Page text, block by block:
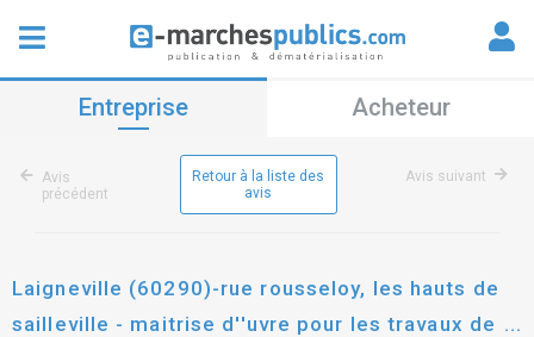
Entreprise Acheteur
Avis
précédent
Retour à la liste des
avis
Avis suivant
Laigneville (60290)-rue rousseloy, les hauts de
sailleville - maitrise d''uvre pour les travaux de